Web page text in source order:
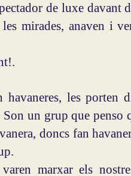
de luxe davant
mirades, anaven i
havaneres, les porten
un grup que penso
doncs fan
marxar els